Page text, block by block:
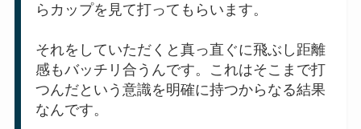
らカップを見て打ってもらいます。
それをしていただくと真っ直ぐに飛ぶし距離
感もバッチリ合うんです。これはそこまで打
つんだという意識を明確に持つからなる結果
なんです。